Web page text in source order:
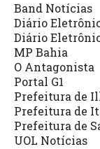
Band Notícias
Diário
Diário
MP Bahia
O Antagonista
Portal G1
Prefeitura de
Prefeitura de
Prefeitura de
UOL Notícias